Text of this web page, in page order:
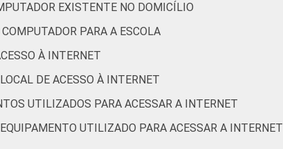
EXISTENTE NO DOMICÍLIO
PARA A ESCOLA
À INTERNET
DE ACESSO À INTERNET
UTILIZADOS PARA ACESSAR A INTERNET
UTILIZADO PARA ACESSAR A INTERNET